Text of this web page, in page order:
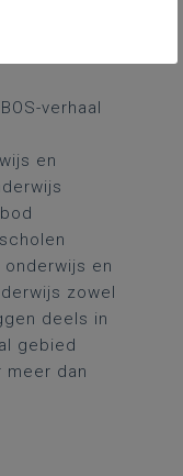
verhaal
en
en
zowel
deels in
gebied
dan